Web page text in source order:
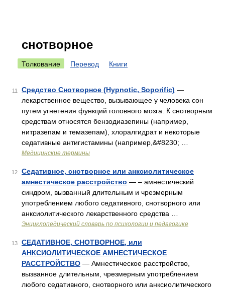
снотворное
Толкование Перевод Книги
11 Средство Снотворное (Hypnotic, Soporific) —
лекарственное вещество, вызывающее у человека сон
путем угнетения функций головного мозга. К снотворным
средствам относятся бензодиазепины (например,
нитразепам и темазепам), хлоралгидрат и некоторые
седативные антигистамины (например,&#8230; …
Медицинские термины
12
Седативное, снотворное или анксиолитическое
амнестическое расстройство — – амнестический
синдром, вызванный длительным и чрезмерным
употреблением любого седативного, снотворного или
анксиолитического лекарственного средства …
Энциклопедический словарь по психологии и педагогике
13
СЕДАТИВНОЕ, СНОТВОРНОЕ, или
АНКСИОЛИТИЧЕСКОЕ АМНЕСТИЧЕСКОЕ
РАССТРОЙСТВО — Амнестическое расстройство,
вызванное длительным, чрезмерным употреблением
любого седативного, снотворного или анксиолитического